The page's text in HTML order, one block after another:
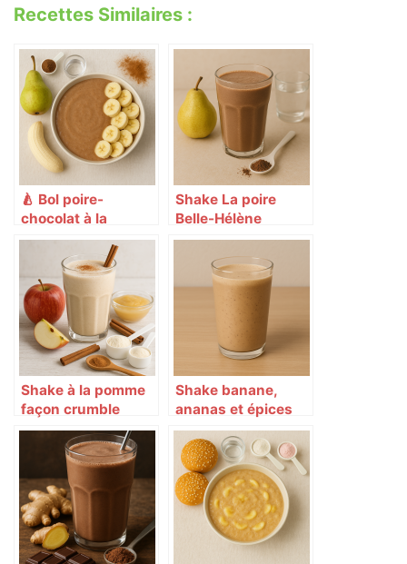
Recettes Similaires :
🍐 Bol poire-
chocolat à la
banane et cannelle
Shake La poire
Belle-Hélène
revisité
Shake à la pomme
façon crumble
épicé 🍏🥤
Shake banane,
ananas et épices
douces 🍌🍍🌶